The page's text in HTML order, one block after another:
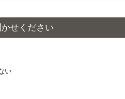
せください
い